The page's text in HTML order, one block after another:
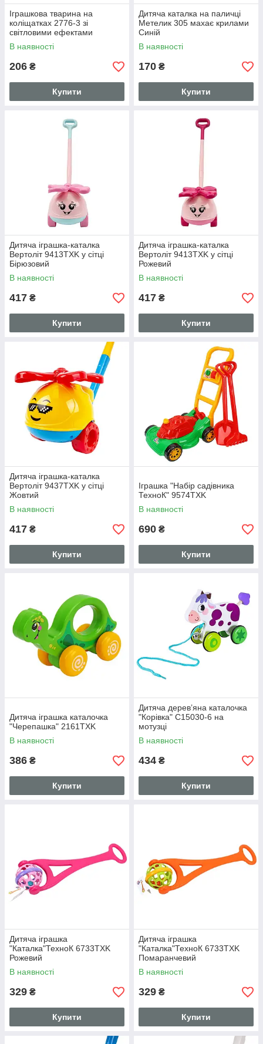
Іграшкова тварина на
коліщатках 2776-3 зі
світловими ефектами
Рожевий
В наявності
206 ₴
Купити
Дитяча каталка на паличці
Метелик 305 махає крилами
Синій
В наявності
170 ₴
Купити
Дитяча іграшка-каталка
Вертоліт 9413TXK у сітці
Бірюзовий
В наявності
417 ₴
Купити
Дитяча іграшка-каталка
Вертоліт 9413TXK у сітці
Рожевий
В наявності
417 ₴
Купити
Дитяча іграшка-каталка
Вертоліт 9437TXK у сітці
Жовтий
В наявності
417 ₴
Купити
Іграшка "Набір садівника
ТехноК" 9574TXK
В наявності
690 ₴
Купити
Дитяча іграшка каталочка
"Черепашка" 2161TXK
В наявності
386 ₴
Купити
Дитяча дерев’яна каталочка
"Корівка" C15030-6 на
мотузці
В наявності
434 ₴
Купити
Дитяча іграшка
"Каталка"ТехноК 6733TXK
Рожевий
В наявності
329 ₴
Купити
Дитяча іграшка
"Каталка"ТехноК 6733TXK
Помаранчевий
В наявності
329 ₴
Купити